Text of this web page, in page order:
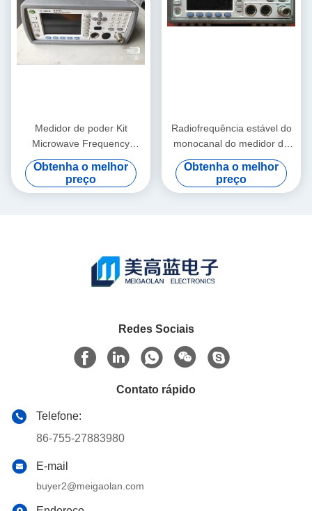
Medidor de poder Kit
Microwave Frequency
Counter Rackmount de
N1913A Agilent RF
Obtenha o melhor
preço
Radiofrequência estável do
monocanal do medidor de
poder de N1914A Agilent
Obtenha o melhor
preço
Redes Sociais
Contato rápido
Telefone:
86-755-27883980
E-mail
buyer2@meigaolan.com